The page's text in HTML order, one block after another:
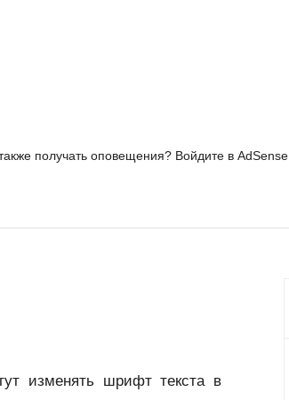
получать оповещения? Войдите в AdSense
изменять шрифт текста в